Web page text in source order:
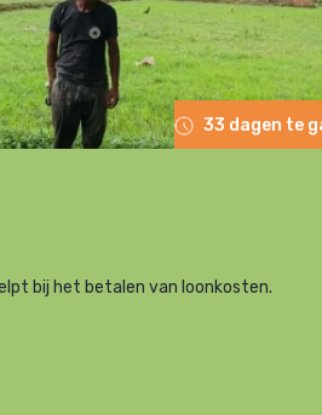
33 dagen te
bij het betalen van loonkosten.